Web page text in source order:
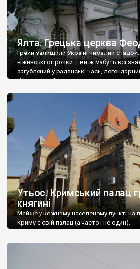
Ялта. Грецька церква
Греки залишили Україні чималий
ніжинські огірочки – ви ж мабуть всі
загублений у радянські часи,
Ніжин греки?
Утьос. Кримський палац
княгині
Майже у кожному населеному пункті на
Криму є свій палац (а часто і не один).